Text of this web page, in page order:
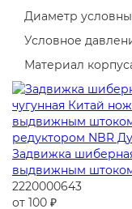
Диаметр
Условное
Материал
Задвижка
выдвижным
2220000643
от 100 ₽